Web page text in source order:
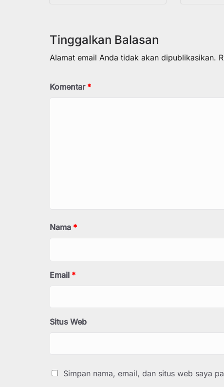
Tinggalkan Balasan
Alamat email Anda tidak akan dipublikasikan.
Komentar *
Nama *
Email *
Situs Web
Simpan nama, email, dan situs web saya